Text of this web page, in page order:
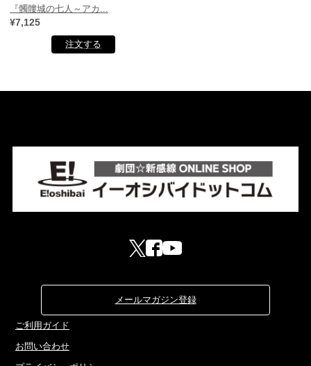
『髑髏城の七人～アカ...
¥7,125
メールマガジン登録
ご利用ガイド
お問い合わせ